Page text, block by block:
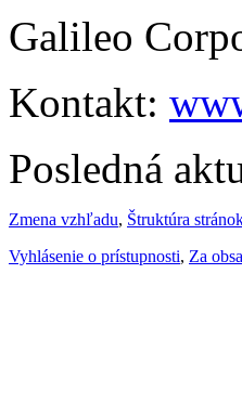
Galileo
Kontakt:
Posledná
Zmena vzhľadu, Štruktúra
Vyhlásenie o prístupnosti, Za